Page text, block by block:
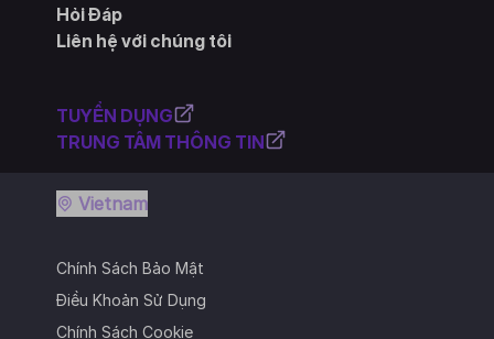
Hỏi Đáp
Liên hệ với chúng tôi
TUYỂN DỤNG
TRUNG TÂM THÔNG TIN
Chính Sách Bảo Mật
Điều Khoản Sử Dụng
Chính Sách Cookie
Vietnam